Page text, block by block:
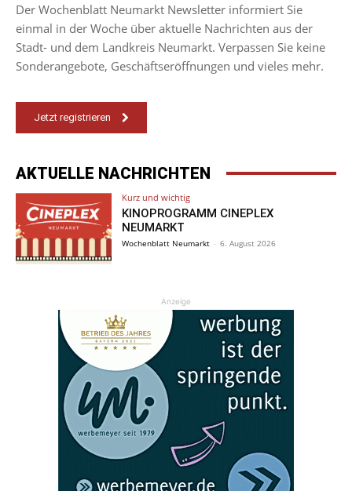
Der Wochenblatt Neumarkt Newsletter informiert Sie
einmal in der Woche über aktuelle Nachrichten aus der
Stadt- und dem Landkreis Neumarkt. Verpassen Sie keine
Sonderangebote, Geschäftseröffnungen und vieles mehr.
Jetzt registrieren
AKTUELLE NACHRICHTEN
Kurz und wichtig
KINOPROGRAMM CINEPLEX
NEUMARKT
Wochenblatt Neumarkt - 6. August 2026
Anzeige